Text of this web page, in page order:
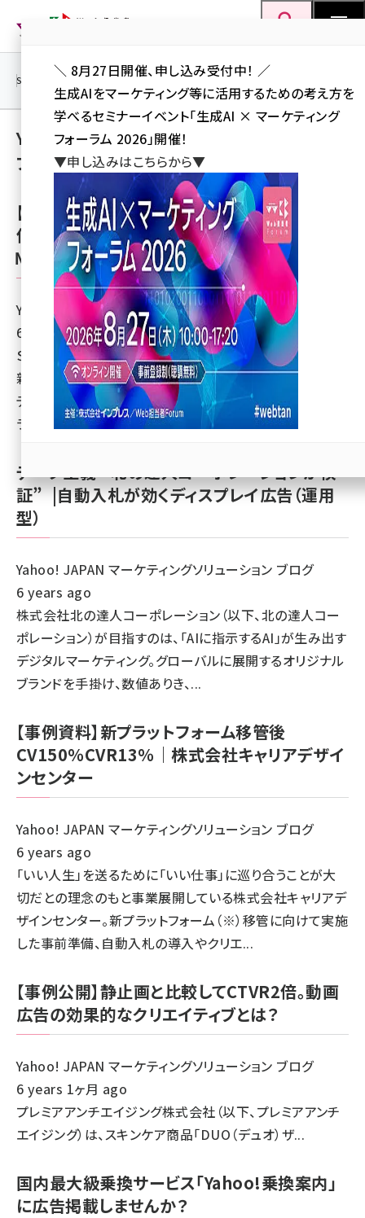
ン
seo (3528)
ai (2811)
youtube (2439)
note (2315)
セミナー (2308)
z世代 (1623)
meo (1277)
llmo (1166)
SEO マーケティング／広告 AI SNS アクセス解析／データ分析
Yahoo! JAPAN マーケティングソリューション
ブログ
【事例公開】テレビドラマ連動で「好意度」約8
倍アップ。ファンターゲティングの効果とは（Ｓ
ＭＢＣ日興証券株式会社）
Yahoo! JAPAN マーケティングソリューション ブログ
6 years ago
ＳＭＢＣ日興証券株式会社は、企業イメージ向上のための
新しいターゲティング手法「ファンターゲティング」を活用。
テレビドラマ、テレビCMとのクロスメディア効果により、ブ
ランディングに成功しました。&qu...
データ主義 “北の達人コーポレーションが検
証” |自動入札が効くディスプレイ広告（運用
型）
Yahoo! JAPAN マーケティングソリューション ブログ
6 years ago
株式会社北の達人コーポレーション（以下、北の達人コー
ポレーション）が目指すのは、「AIに指示するAI」が生み出す
デジタルマーケティング。グローバルに展開するオリジナル
ブランドを手掛け、数値ありき、...
【事例資料】新プラットフォーム移管後
CV150％CVR13％｜株式会社キャリアデザイ
ンセンター
Yahoo! JAPAN マーケティングソリューション ブログ
6 years ago
「いい人生」を送るために「いい仕事」に巡り合うことが大
切だとの理念のもと事業展開している株式会社キャリアデ
ザインセンター。新プラットフォーム（※）移管に向けて実施
した事前準備、自動入札の導入やクリエ...
【事例公開】静止画と比較してCTVR2倍。動画
広告の効果的なクリエイティブとは？
Yahoo! JAPAN マーケティングソリューション ブログ
6 years 1ヶ月 ago
プレミアアンチエイジング株式会社（以下、プレミアアンチ
エイジング）は、スキンケア商品「DUO（デュオ）ザ...
国内最大級乗換サービス「Yahoo!乗換案内」
に広告掲載しませんか？
＼ 8月27日開催、申し込み受付中！ ／
生成AIをマーケティング等に活用するための考え方を
学べるセミナーイベント「生成AI × マーケティング
フォーラム 2026」開催！
▼申し込みはこちらから▼